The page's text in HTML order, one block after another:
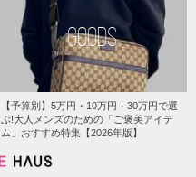
GOODS
【予算別】5万円・10万円・30万円で選
ぶ!大人メンズのための「ご褒美アイテ
ム」おすすめ特集【2026年版】